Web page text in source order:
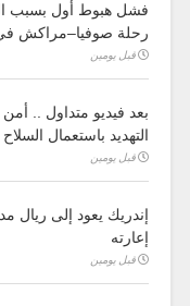
فشل هبوط أول بسبب
رحلة صوفيا–مراكش في
قبل يومين
بعد فيديو متداول ..
التهديد باستعمال
قبل يومين
إندريك يعود إلى ريال
إعارته
قبل يومين